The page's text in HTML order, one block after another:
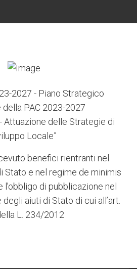
2027 - Piano Strategico
della PAC 2023-2027
- Attuazione delle Strategie di
Locale”
benefici rientranti nel
Stato e nel regime de minimis
di pubblicazione nel
aiuti di Stato di cui all’art.
L. 234/2012